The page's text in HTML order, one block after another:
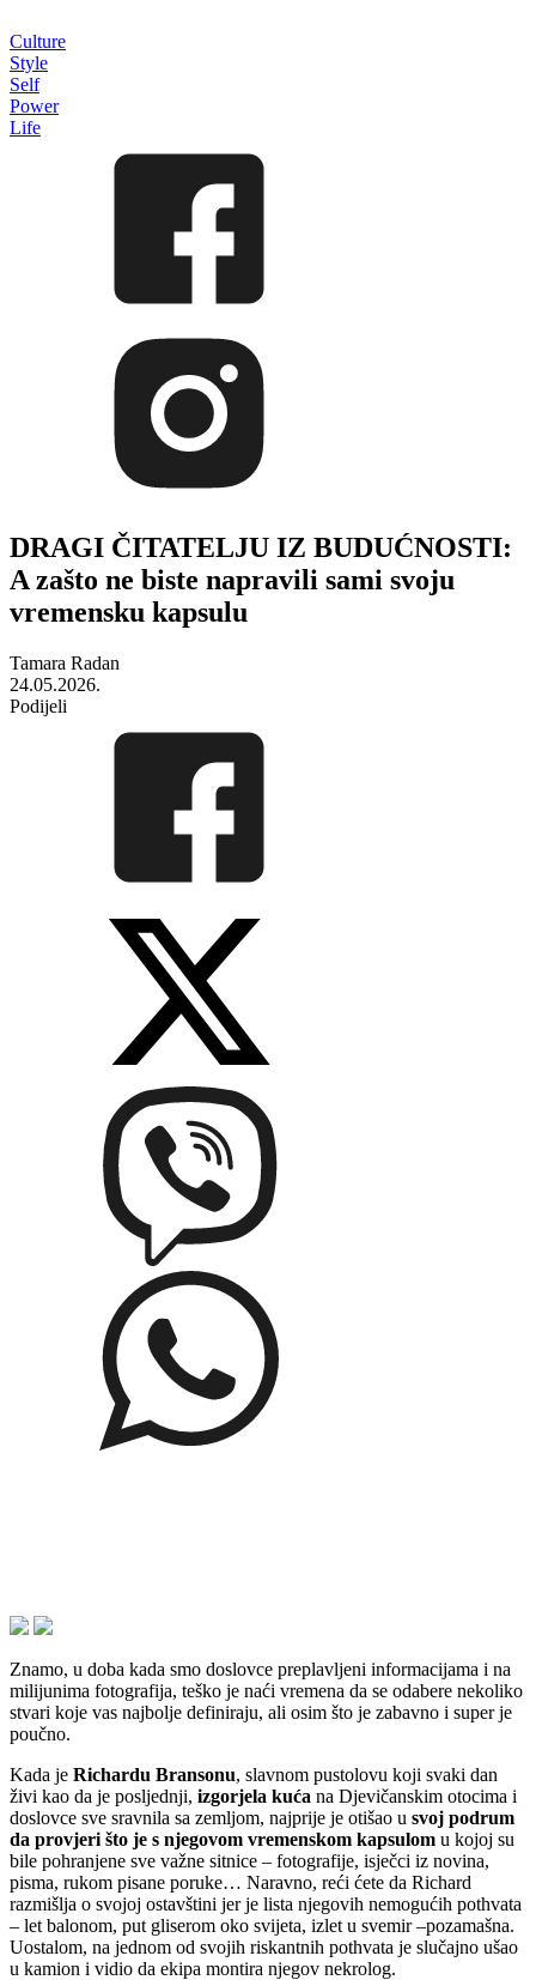
Culture
Style
Self
Power
Life
DRAGI ČITATELJU IZ BUDUĆNOSTI:
A zašto ne biste napravili sami svoju
vremensku kapsulu
Tamara Radan
24.05.2026.
Podijeli
Znamo, u doba kada smo doslovce preplavljeni informacijama i na
milijunima fotografija, teško je naći vremena da se odabere nekoliko
stvari koje vas najbolje definiraju, ali osim što je zabavno i super je
poučno.
Kada je Richardu Bransonu, slavnom pustolovu koji svaki dan
živi kao da je posljednji, izgorjela kuća na Djevičanskim otocima i
doslovce sve sravnila sa zemljom, najprije je otišao u svoj podrum
da provjeri što je s njegovom vremenskom kapsulom u kojoj su
bile pohranjene sve važne sitnice – fotografije, isječci iz novina,
pisma, rukom pisane poruke… Naravno, reći ćete da Richard
razmišlja o svojoj ostavštini jer je lista njegovih nemogućih pothvata
– let balonom, put gliserom oko svijeta, izlet u svemir –pozamašna.
Uostalom, na jednom od svojih riskantnih pothvata je slučajno ušao
u kamion i vidio da ekipa montira njegov nekrolog.